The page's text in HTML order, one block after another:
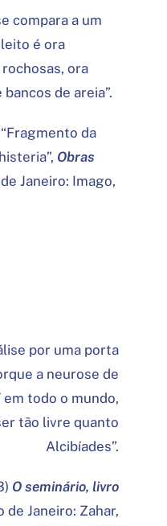
compara a um
é ora
ora
de areia”.
da
Obras
Janeiro: Imago,
por uma porta
a neurose de
todo o mundo,
tão livre quanto
Alcibíades”.
O seminário, livro
de Janeiro: Zahar,